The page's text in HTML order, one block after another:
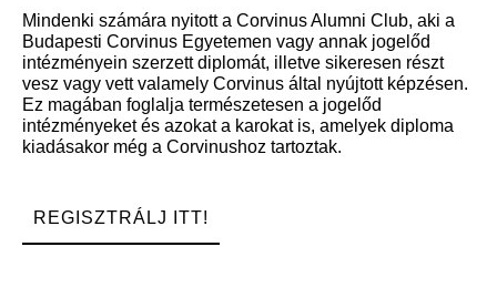
Mindenki számára nyitott a Corvinus Alumni Club, aki a
Budapesti Corvinus Egyetemen vagy annak jogelőd
intézményein szerzett diplomát, illetve sikeresen részt
vesz vagy vett valamely Corvinus által nyújtott képzésen.
Ez magában foglalja természetesen a jogelőd
intézményeket és azokat a karokat is, amelyek diploma
kiadásakor még a Corvinushoz tartoztak.
REGISZTRÁLJ ITT!